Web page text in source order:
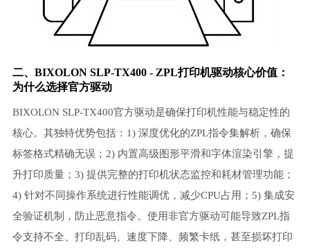
二、BIXOLON SLP-TX400 - ZPL打印机驱动核心价值：
为什么选择官方驱动
BIXOLON SLP-TX400官方驱动是确保打印机性能与稳定性的
核心。其独特优势包括：1) 深度优化的ZPL指令集解析，确保
标签格式精确无误；2) 内置高级图形平滑和字体渲染引擎，提
升打印质量；3) 提供完整的打印机状态监控和耗材管理功能；
4) 针对不同操作系统进行性能调优，减少CPU占用；5) 集成安
全验证机制，防止恶意指令。使用非官方驱动可能导致ZPL指
令支持不全、打印乱码、速度下降、频繁卡纸，甚至损坏打印